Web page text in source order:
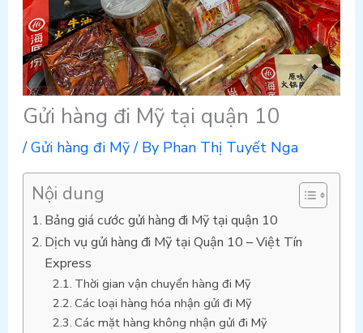
Gửi hàng đi Mỹ tại quận 10
/Gửi hàng đi Mỹ/ By Phan Thị Tuyết Nga
Nội dung
Bảng giá cước gửi hàng đi Mỹ tại quận 10
Dịch vụ gửi hàng đi Mỹ tại Quận 10 – Việt Tín
Express
Thời gian vận chuyển hàng đi Mỹ
Các loại hàng hóa nhận gửi đi Mỹ
Các mặt hàng không nhận gửi đi Mỹ